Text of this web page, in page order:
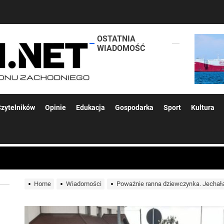
lokalsi.net
OSTATNIA
WIADOMOŚĆ
Opinie Edukacja Gospodarka Sport Kultura
woda nieprzydatna do spożycia!!!
Home Wiadomości Poważnie ranna dziewczynka.